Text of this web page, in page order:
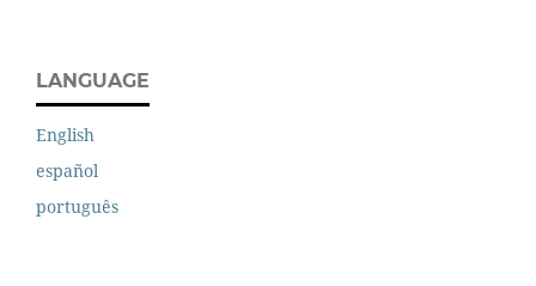
LANGUAGE
English
español
português